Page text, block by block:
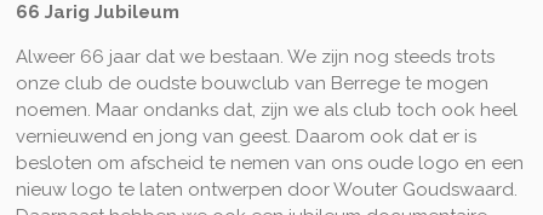
66 Jarig Jubileum
Alweer 66 jaar dat we bestaan. We zijn nog steeds trots
onze club de oudste bouwclub van Berrege te mogen
noemen. Maar ondanks dat, zijn we als club toch ook heel
vernieuwend en jong van geest. Daarom ook dat er is
besloten om afscheid te nemen van ons oude logo en een
nieuw logo te laten ontwerpen door Wouter Goudswaard.